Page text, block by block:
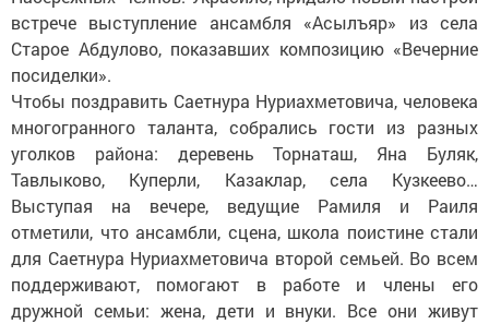
встрече выступление ансамбля «Асылъяр» из села
Старое Абдулово, показавших композицию «Вечерние
посиделки».
Чтобы поздравить Саетнура Нуриахметовича, человека
многогранного таланта, собрались гости из разных
уголков района: деревень Торнаташ, Яна Буляк,
Тавлыково, Куперли, Казаклар, села Кузкеево…
Выступая на вечере, ведущие Рамиля и Раиля
отметили, что ансамбли, сцена, школа поистине стали
для Саетнура Нуриахметовича второй семьей. Во всем
поддерживают, помогают в работе и члены его
дружной семьи: жена, дети и внуки. Все они живут